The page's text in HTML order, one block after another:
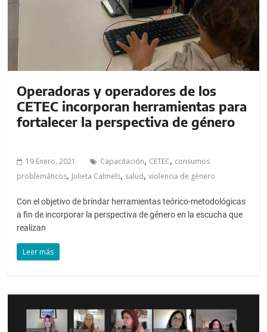
Operadoras y operadores de los
CETEC incorporan herramientas para
fortalecer la perspectiva de género
19 Enero, 2021 Capacitación, CETEC, consumos
problemáticos, Julieta Calmels, salud,violencia de género
Con el objetivo de brindar herramientas teórico-metodológicas
a fin de incorporar la perspectiva de género en la escucha que
realizan
Leer más